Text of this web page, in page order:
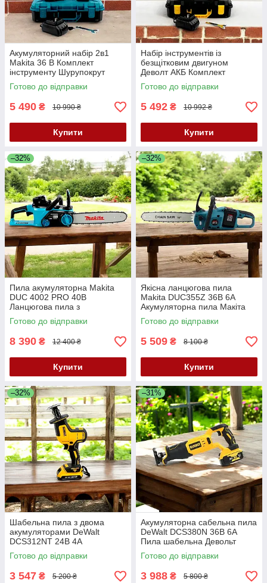
Акумуляторний набір 2в1
Makita 36 В Комплект
інструменту Шурупокрут
ударний DTW485 Болгарка
DGA515Z
Готово до відправки
5 490 ₴ 10 990 ₴
Купити
Набір інструментів із
безщітковим двигуном
Деволт АКБ Комплект
Шурупокрут DCD796
Болгарка DCG417N DeWalt
Готово до відправки
5 492 ₴ 10 992 ₴
Купити
–32%
Пила акумуляторна Makita
DUC 4002 PRO 40В
Ланцюгова пила з
безключевою натяжкою
Якісна пила 35 см Макіта
Готово до відправки
8 390 ₴ 12 400 ₴
Купити
–32%
Якісна ланцюгова пила
Makita DUC355Z 36В 6А
Акумуляторна пила Макіта
Пила з безключовою
натяжкою ланцюга
Готово до відправки
5 509 ₴ 8 100 ₴
Купити
–32%
Шабельна пила з двома
акумуляторами DeWalt
DCS312NT 24В 4А
Акумуляторна сабельна
пила-ножівка Деволт
Готово до відправки
3 547 ₴ 5 200 ₴
–31%
Акумуляторна сабельна пила
DeWalt DCS380N 36В 6А
Пила шабельна Девольт
Сабельна пила-ножовка
Деволт
Готово до відправки
3 988 ₴ 5 800 ₴